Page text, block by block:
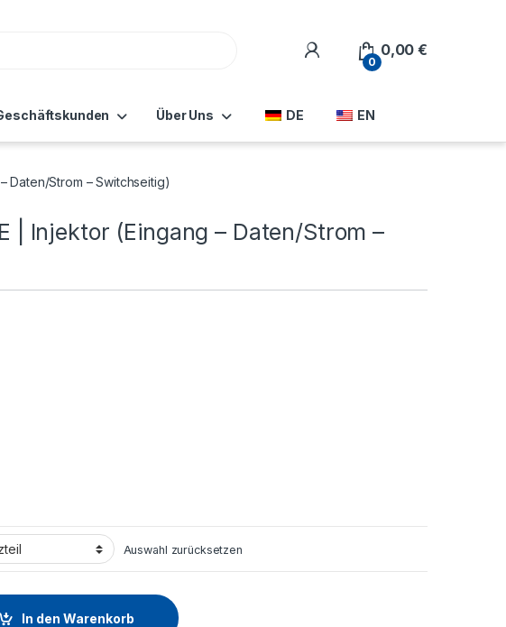
0
0,00€
Über Uns DE EN
Daten/Strom – Switchseitig)
| Injektor (Eingang – Daten/Strom –
Auswahl zurücksetzen
In den Warenkorb